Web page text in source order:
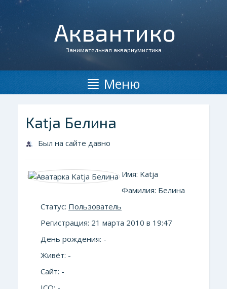
Аквантико
Занимательная аквариумистика
Меню
Katja Белина
Был на сайте давно
Имя: Katja
Фамилия: Белина
Статус: Пользователь
Регистрация: 21 марта 2010 в 19:47
День рождения: -
Живёт: -
Сайт: -